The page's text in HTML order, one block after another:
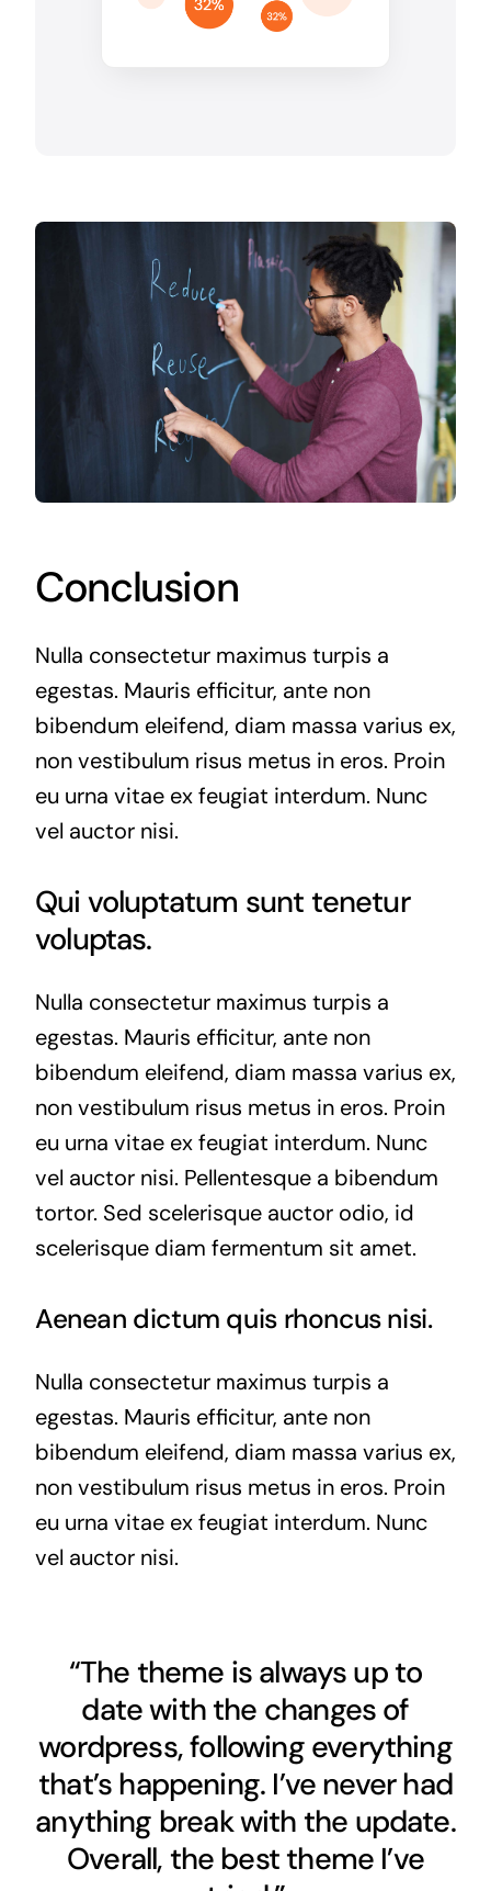
Conclusion
Nulla consectetur maximus turpis a
egestas. Mauris efficitur, ante non
bibendum eleifend, diam massa varius ex,
non vestibulum risus metus in eros. Proin
eu urna vitae ex feugiat interdum. Nunc
vel auctor nisi.
Qui voluptatum sunt tenetur
voluptas.
Nulla consectetur maximus turpis a
egestas. Mauris efficitur, ante non
bibendum eleifend, diam massa varius ex,
non vestibulum risus metus in eros. Proin
eu urna vitae ex feugiat interdum. Nunc
vel auctor nisi. Pellentesque a bibendum
tortor. Sed scelerisque auctor odio, id
scelerisque diam fermentum sit amet.
Aenean dictum quis rhoncus nisi.
Nulla consectetur maximus turpis a
egestas. Mauris efficitur, ante non
bibendum eleifend, diam massa varius ex,
non vestibulum risus metus in eros. Proin
eu urna vitae ex feugiat interdum. Nunc
vel auctor nisi.
“The theme is always up to
date with the changes of
wordpress, following everything
that’s happening. I’ve never had
anything break with the update.
Overall, the best theme I’ve